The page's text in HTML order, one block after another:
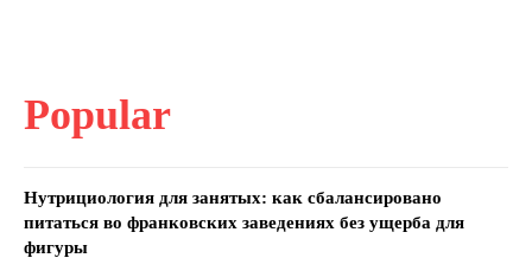
Popular
Нутрициология для занятых: как сбалансировано
питаться во франковских заведениях без ущерба для
фигуры